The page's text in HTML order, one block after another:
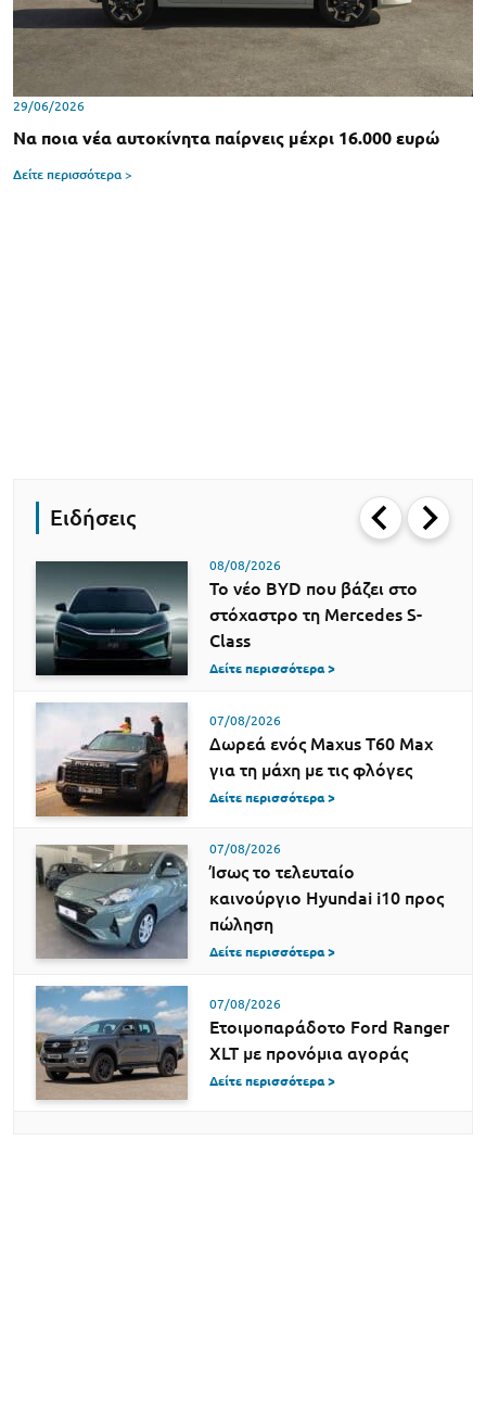
29/06/2026
Να ποια νέα αυτοκίνητα παίρνεις μέχρι 16.000 ευρώ
Δείτε περισσότερα >
Ειδήσεις
08/08/2026
Το νέο BYD που βάζει στο
στόχαστρο τη Mercedes S-
Class
Δείτε περισσότερα >
07/08/2026
Δωρεά ενός Maxus T60 Max
για τη μάχη με τις φλόγες
Δείτε περισσότερα >
07/08/2026
Ίσως το τελευταίο
καινούργιο Hyundai i10 προς
πώληση
Δείτε περισσότερα >
07/08/2026
Ετοιμοπαράδοτο Ford Ranger
XLT με προνόμια αγοράς
Δείτε περισσότερα >